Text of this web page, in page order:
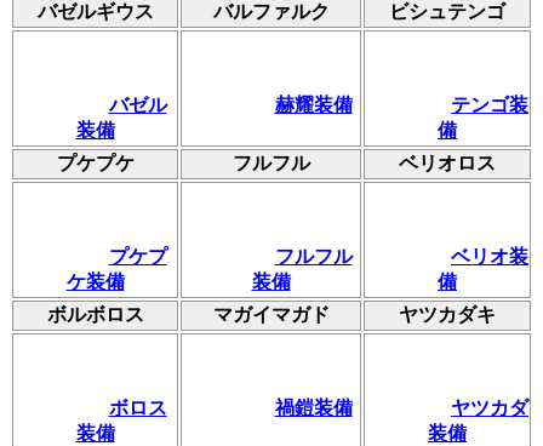
バゼルギウス
バルファルク ビシュテンゴ
バゼル
装備
赫耀装備
テンゴ装
備
プケプケ
フルフル ベリオロス
プケプ
ケ装備
フルフル
装備
ベリオ装
備
ボルボロス
マガイマガド ヤツカダキ
ボロス
装備
禍鎧装備
ヤツカダ
装備